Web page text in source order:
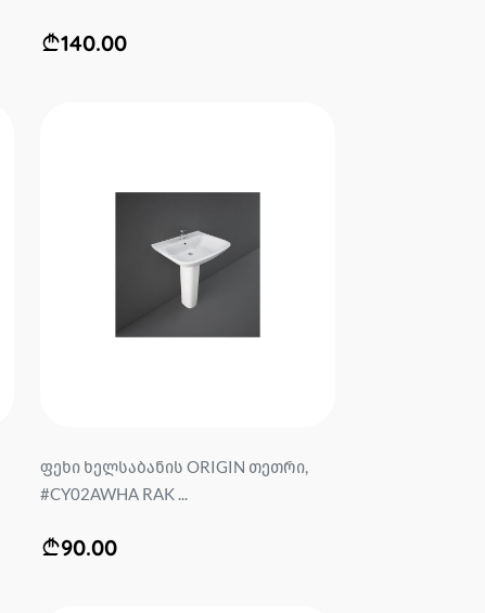
140.00
ფეხი ხელსაბანის ORIGIN თეთრი,
#CY02AWHA RAK ...
90.00